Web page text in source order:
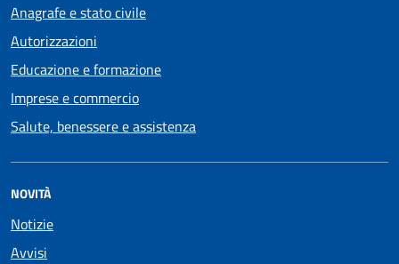
Anagrafe e stato civile
Autorizzazioni
Educazione e formazione
Imprese e commercio
Salute, benessere e assistenza
NOVITÀ
Notizie
Avvisi